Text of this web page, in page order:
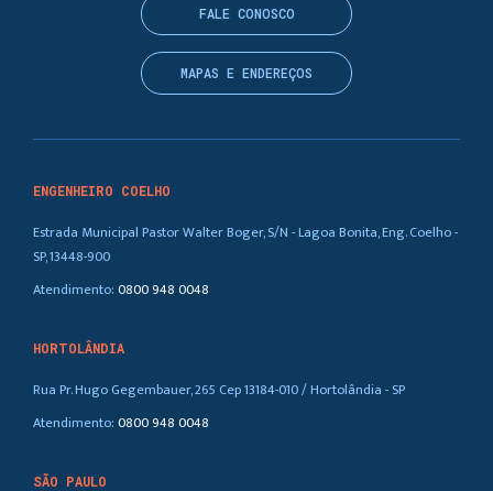
ENGENHEIRO COELHO
Estrada Municipal Pastor Walter Boger, S/N - Lagoa Bonita, Eng. Coelho -
SP, 13448-900
Atendimento:0800 948 0048
HORTOLÂNDIA
Rua Pr. Hugo Gegembauer, 265 Cep 13184-010 / Hortolândia - SP
Atendimento:0800 948 0048
SÃO PAULO
FALE CONOSCO
MAPAS E ENDEREÇOS